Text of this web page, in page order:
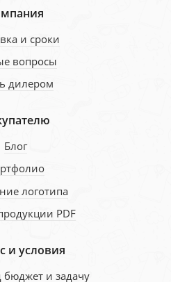
и сроки
вопросы
дилером
Блог
логотипа
PDF
и условия
и задачу